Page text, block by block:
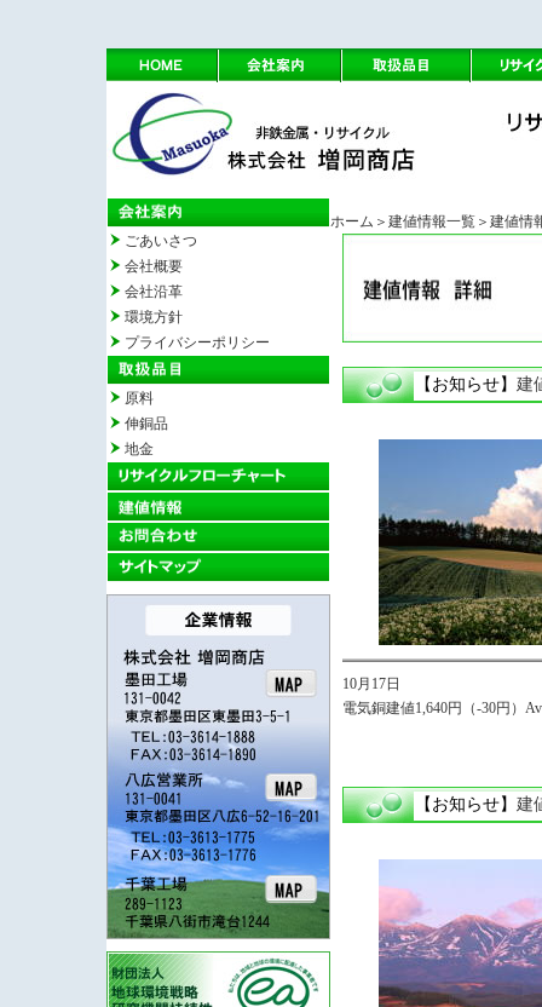
ごあいさつ
会社概要
会社沿革
環境方針
プライバシーポリシー
原料
伸銅品
地金
ホーム ＞建値情報一覧＞建値情
【お知らせ】 建
10月17日
電気銅建値1,640円（-30円）
【お知らせ】 建